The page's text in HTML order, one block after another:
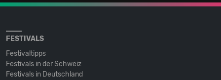
FESTIVALS
Festivaltipps
Festivals in der Schweiz
Festivals in Deutschland